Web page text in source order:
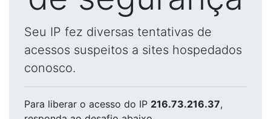
Seu IP fez diversas tentativas de
acessos suspeitos a sites hospedados
conosco.
Para liberar o acesso do IP 216.73.216.37,